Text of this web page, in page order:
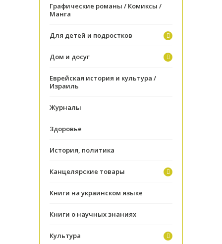
Графические романы / Комиксы /
Манга
Для детей и подростков
Дом и досуг
Еврейская история и культура /
Израиль
Журналы
Здоровье
История, политика
Канцелярские товары
Книги на украинском языке
Книги о научных знаниях
Культура